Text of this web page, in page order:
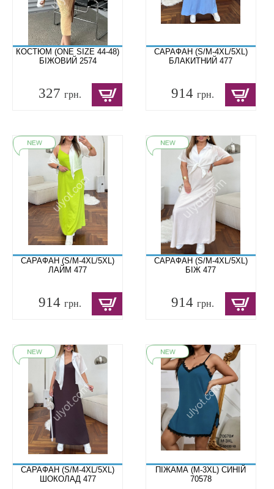
КОСТЮМ (ONE SIZE 44-48)
БІЖОВИЙ 2574
327 грн.
САРАФАН (S/M-4XL/5XL)
БЛАКИТНИЙ 477
914грн.
САРАФАН (S/M-4XL/5XL)
ЛАЙМ 477
914 грн.
САРАФАН (S/M-4XL/5XL)
БІЖ 477
914грн.
САРАФАН (S/M-4XL/5XL)
ШОКОЛАД 477
ПІЖАМА (M-3XL) СИНІЙ
70578